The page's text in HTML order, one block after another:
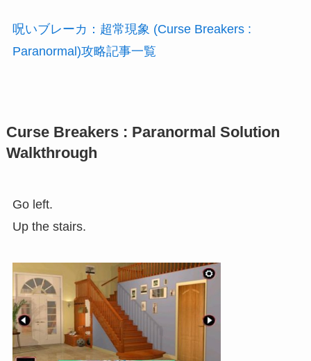
呪いブレーカ：超常現象 (Curse Breakers :
Paranormal)攻略記事一覧
Curse Breakers : Paranormal Solution
Walkthrough
Go left.
Up the stairs.